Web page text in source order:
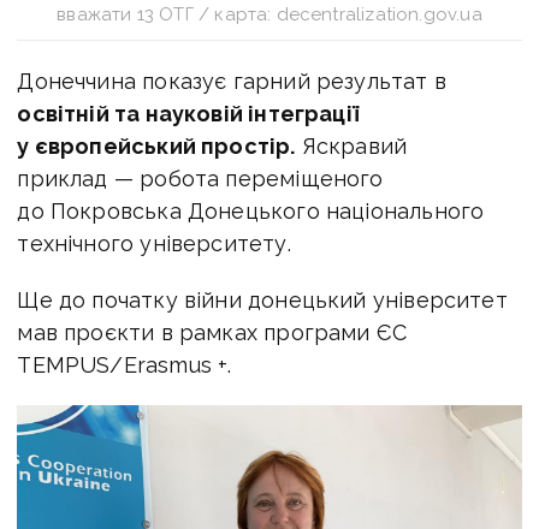
вважати 13 ОТГ / карта: decentralization.gov.ua
Донеччина показує гарний результат в
освітній та науковій інтеграції
у європейський простір. Яскравий
приклад — робота переміщеного
до Покровська Донецького національного
технічного університету.
Ще до початку війни донецький університет
мав проєкти в рамках програми ЄС
TEMPUS/Erasmus +.